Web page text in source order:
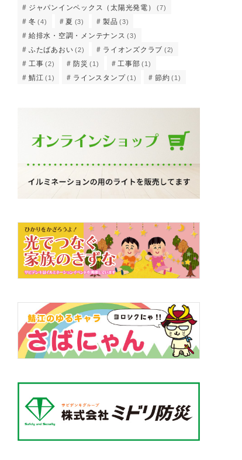
ジャパンインペックス（太陽光発電） (7)
冬 (4) 夏 (3) 製品 (3)
給排水・空調・メンテナンス (3)
ふたばあおい (2) ライオンズクラブ (2)
工事 (2) 防災 (1) 工事部 (1)
鯖江 (1) ラインスタンプ (1) 節約 (1)